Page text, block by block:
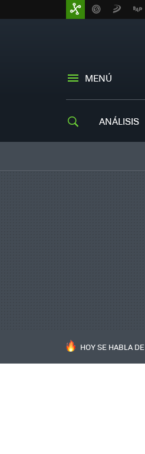
MENÚ
ANÁLISIS
HOY SE HABLA DE